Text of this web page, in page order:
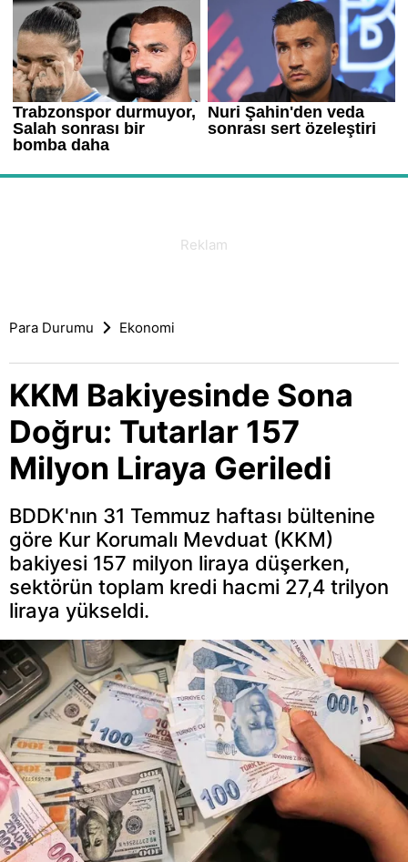
Para Durumu Ekonomi
KKM Bakiyesinde Sona
Doğru: Tutarlar 157
Milyon Liraya Geriledi
BDDK'nın 31 Temmuz haftası bültenine
göre Kur Korumalı Mevduat (KKM)
bakiyesi 157 milyon liraya düşerken,
sektörün toplam kredi hacmi 27,4 trilyon
liraya yükseldi.